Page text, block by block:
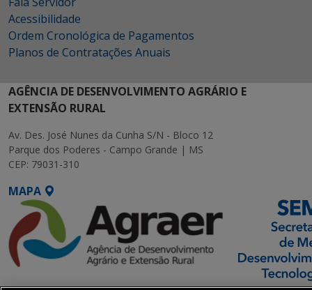
Acessibilidade
Ordem Cronológica de Pagamentos
Planos de Contratações Anuais
AGÊNCIA DE DESENVOLVIMENTO AGRÁRIO E
EXTENSÃO RURAL
Av. Des. José Nunes da Cunha S/N - Bloco 12
Parque dos Poderes - Campo Grande | MS
CEP: 79031-310
MAPA